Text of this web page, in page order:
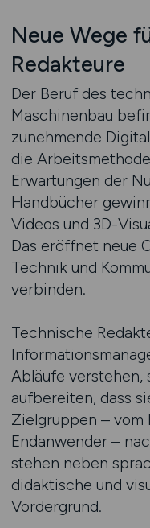
Neue Wege
Redakteure
Der Beruf des
Maschinenbau
zunehmende
die
Erwartungen der
Handbücher
Videos und 3D-
Das eröffnet neue
Technik und
verbinden.
Technische
Abläufe verstehen,
aufbereiten, dass
Zielgruppen – vom
Endanwender –
stehen neben
didaktische und
Vordergrund.